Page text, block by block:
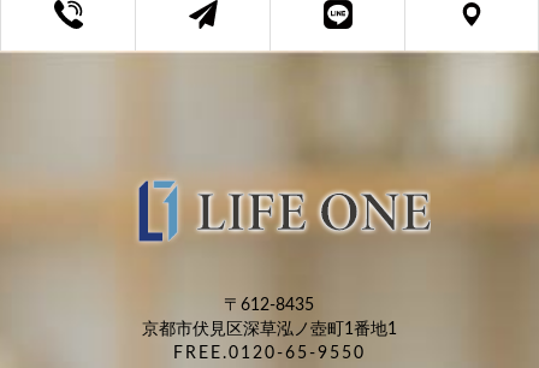
〒612-8435
京都市伏見区深草泓ノ壺町1番地1
FREE.0120-65-9550